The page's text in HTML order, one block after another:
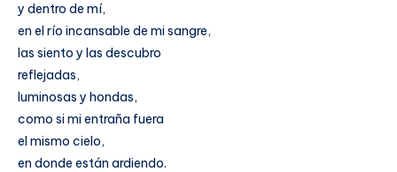
y dentro de mí,
en el río incansable de mi sangre,
las siento y las descubro
reflejadas,
luminosas y hondas,
como si mi entraña fuera
el mismo cielo,
en donde están ardiendo.